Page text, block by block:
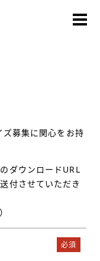
ズ募集に関心をお持
ダウンロードURL
付させていただき